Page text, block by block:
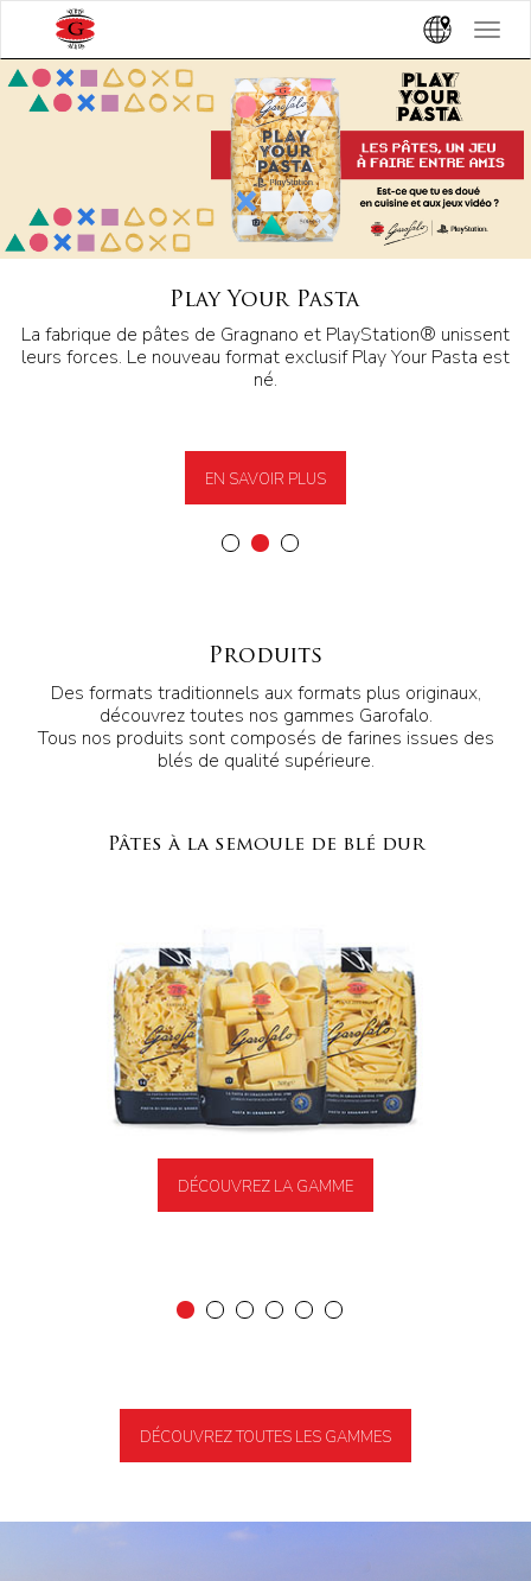
Toggle
Play Your Pasta
La fabrique de pâtes de Gragnano et PlayStation® unissent
leurs forces. Le nouveau format exclusif Play Your Pasta est
né.
EN SAVOIR PLUS
Produits
Des formats traditionnels aux formats plus originaux,
découvrez toutes nos gammes Garofalo.
Tous nos produits sont composés de farines issues des
blés de qualité supérieure.
Pâtes à la semoule de blé dur
DÉCOUVREZ LA GAMME
DÉCOUVREZ TOUTES LES GAMMES